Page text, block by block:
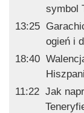
symbol
13:25
ogień i
18:40
11:22 Jak